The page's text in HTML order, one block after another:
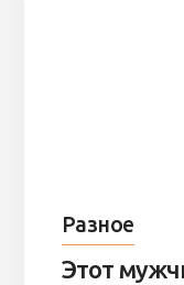
Разное
Этот